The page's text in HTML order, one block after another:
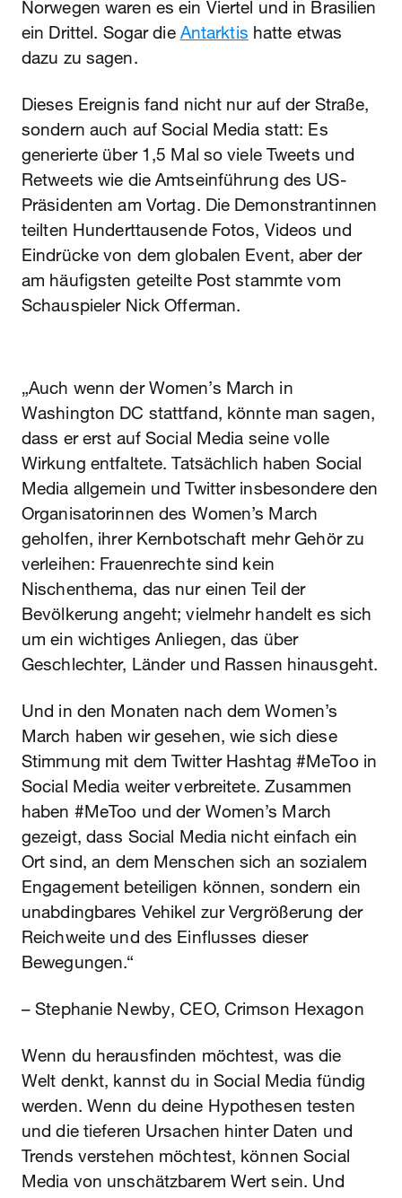
Norwegen waren es ein Viertel und in Brasilien
ein Drittel. Sogar die Antarktis hatte etwas
dazu zu sagen.
Dieses Ereignis fand nicht nur auf der Straße,
sondern auch auf Social Media statt: Es
generierte über 1,5 Mal so viele Tweets und
Retweets wie die Amtseinführung des US-
Präsidenten am Vortag. Die Demonstrantinnen
teilten Hunderttausende Fotos, Videos und
Eindrücke von dem globalen Event, aber der
am häufigsten geteilte Post stammte vom
Schauspieler Nick Offerman.
„Auch wenn der Women’s March in
Washington DC stattfand, könnte man sagen,
dass er erst auf Social Media seine volle
Wirkung entfaltete. Tatsächlich haben Social
Media allgemein und Twitter insbesondere den
Organisatorinnen des Women’s March
geholfen, ihrer Kernbotschaft mehr Gehör zu
verleihen: Frauenrechte sind kein
Nischenthema, das nur einen Teil der
Bevölkerung angeht; vielmehr handelt es sich
um ein wichtiges Anliegen, das über
Geschlechter, Länder und Rassen hinausgeht.
Und in den Monaten nach dem Women’s
March haben wir gesehen, wie sich diese
Stimmung mit dem Twitter Hashtag #MeToo in
Social Media weiter verbreitete. Zusammen
haben #MeToo und der Women’s March
gezeigt, dass Social Media nicht einfach ein
Ort sind, an dem Menschen sich an sozialem
Engagement beteiligen können, sondern ein
unabdingbares Vehikel zur Vergrößerung der
Reichweite und des Einflusses dieser
Bewegungen.“
– Stephanie Newby, CEO, Crimson Hexagon
Wenn du herausfinden möchtest, was die
Welt denkt, kannst du in Social Media fündig
werden. Wenn du deine Hypothesen testen
und die tieferen Ursachen hinter Daten und
Trends verstehen möchtest, können Social
Media von unschätzbarem Wert sein. Und